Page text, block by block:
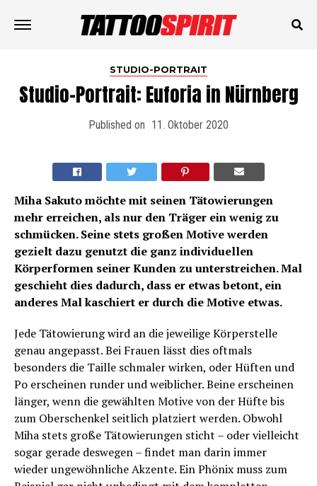
STUDIO-PORTRAIT
Studio-Portrait: Euforia in Nürnberg
Published on 11. Oktober 2020
Miha Sakuto möchte mit seinen Tätowierungen
mehr erreichen, als nur den Träger ein wenig zu
schmücken. Seine stets großen Motive werden
gezielt dazu genutzt die ganz individuellen
Körperformen seiner Kunden zu unterstreichen. Mal
geschieht dies dadurch, dass er etwas betont, ein
anderes Mal kaschiert er durch die Motive etwas.
Jede Tätowierung wird an die jeweilige Körperstelle
genau angepasst. Bei Frauen lässt dies oftmals
besonders die Taille schmaler wirken, oder Hüften und
Po erscheinen runder und weiblicher. Beine erscheinen
länger, wenn die gewählten Motive von der Hüfte bis
zum Oberschenkel seitlich platziert werden. Obwohl
Miha stets große Tätowierungen sticht – oder vielleicht
sogar gerade deswegen – findet man darin immer
wieder ungewöhnliche Akzente. Ein Phönix muss zum